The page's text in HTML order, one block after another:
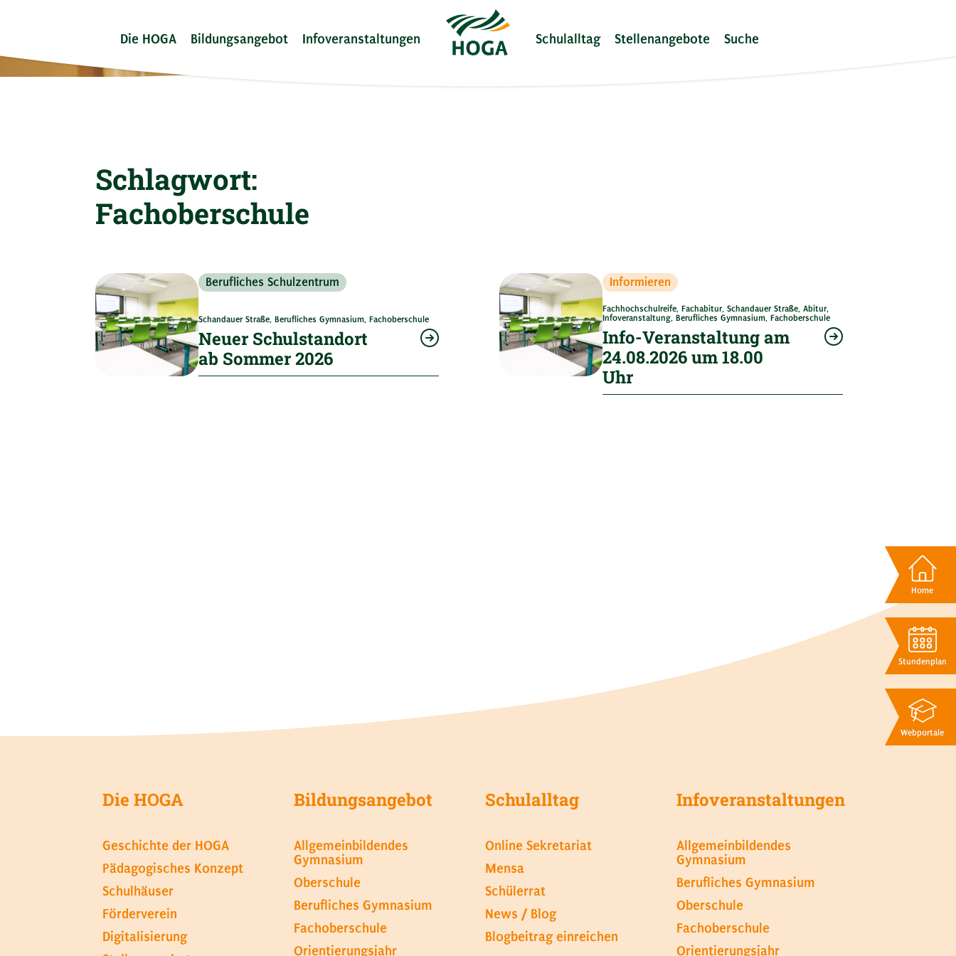
Die HOGA Bildungsangebot Infoveranstaltungen Schulalltag Stellenangebote Suche
Home
Stundenplan
Webportale
Schlagwort:
Fachoberschule
Berufliches Schulzentrum
Schandauer Straße ,Berufliches Gymnasium ,Fachoberschule
Neuer Schulstandort
ab Sommer 2026
Informieren
Fachhochschulreife Fachabitur Schandauer Straße Abitur
Infoveranstaltung Berufliches Gymnasium Fachoberschule
Info-Veranstaltung am
24.08.2026 um 18.00
Uhr
Die HOGA
Geschichte der HOGA
Pädagogisches Konzept
Schulhäuser
Förderverein
Digitalisierung
Bildungsangebot
Allgemeinbildendes
Gymnasium
Oberschule
Berufliches Gymnasium
Fachoberschule
Orientierungsjahr
Schulalltag
Online Sekretariat
Mensa
Schülerrat
News / Blog
Blogbeitrag einreichen
Infoveranstaltungen
Allgemeinbildendes
Gymnasium
Berufliches Gymnasium
Oberschule
Fachoberschule
Orientierungsjahr